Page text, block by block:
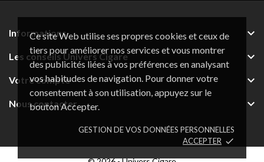
Ce site Web utilise ses propres cookies et ceux de
tiers pour améliorer nos services et vous montrer
des publicités liées à vos préférences en analysant
vos habitudes de navigation. Pour donner votre
consentement à son utilisation, appuyez sur le
bouton Accepter.
GESTION DE VOS DONNÉES PERSONNELLES
ACCEPTER done
Informations 
Les conseils Univers Cigare 
Votre compte 
Nous contacter 